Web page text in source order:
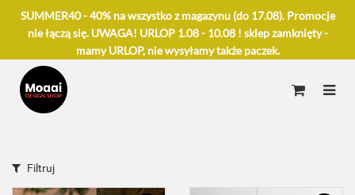
SUMMER40 - 40% na wszystko z magazynu (do 17.08). Promocje
nie łączą się. UWAGA! URLOP 1.08 - 10.08 ! sklep zamknięty -
mamy URLOP, nie wysyłamy także paczek.
Filtruj